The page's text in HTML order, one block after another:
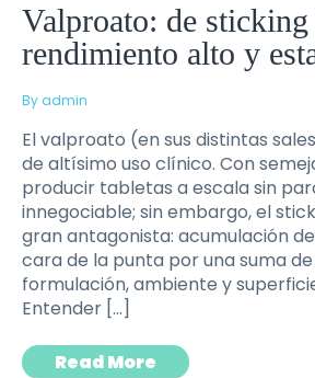
Valproato: de
rendimiento alto y
By admin
El valproato (en sus distintas
de altísimo uso clínico. Con
producir tabletas a escala sin
innegociable; sin embargo, el
gran antagonista: acumulación
cara de la punta por una suma
formulación, ambiente y
Entender […]
Read More